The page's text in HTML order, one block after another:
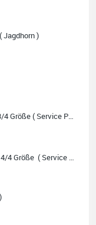
sind erstaunlich.
und
zulegen
und bin
natürlich nur
gefallen war,
Jagdhorn )
Kinder Konzertgitarren Gewa 3/4 Größe ( Service Preis inkl. Werkstatt Service )
Konzertgitarre Gewa schwarz 4/4 Größe ( Service Preis inkl. Werkstatt Service )